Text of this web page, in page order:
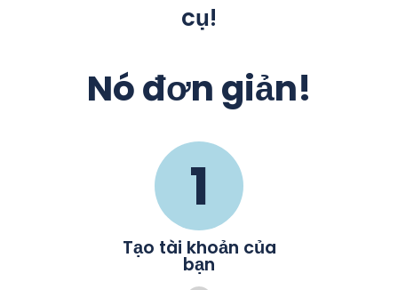
cụ!
Nó đơn giản!
1
Tạo tài khoản của
bạn